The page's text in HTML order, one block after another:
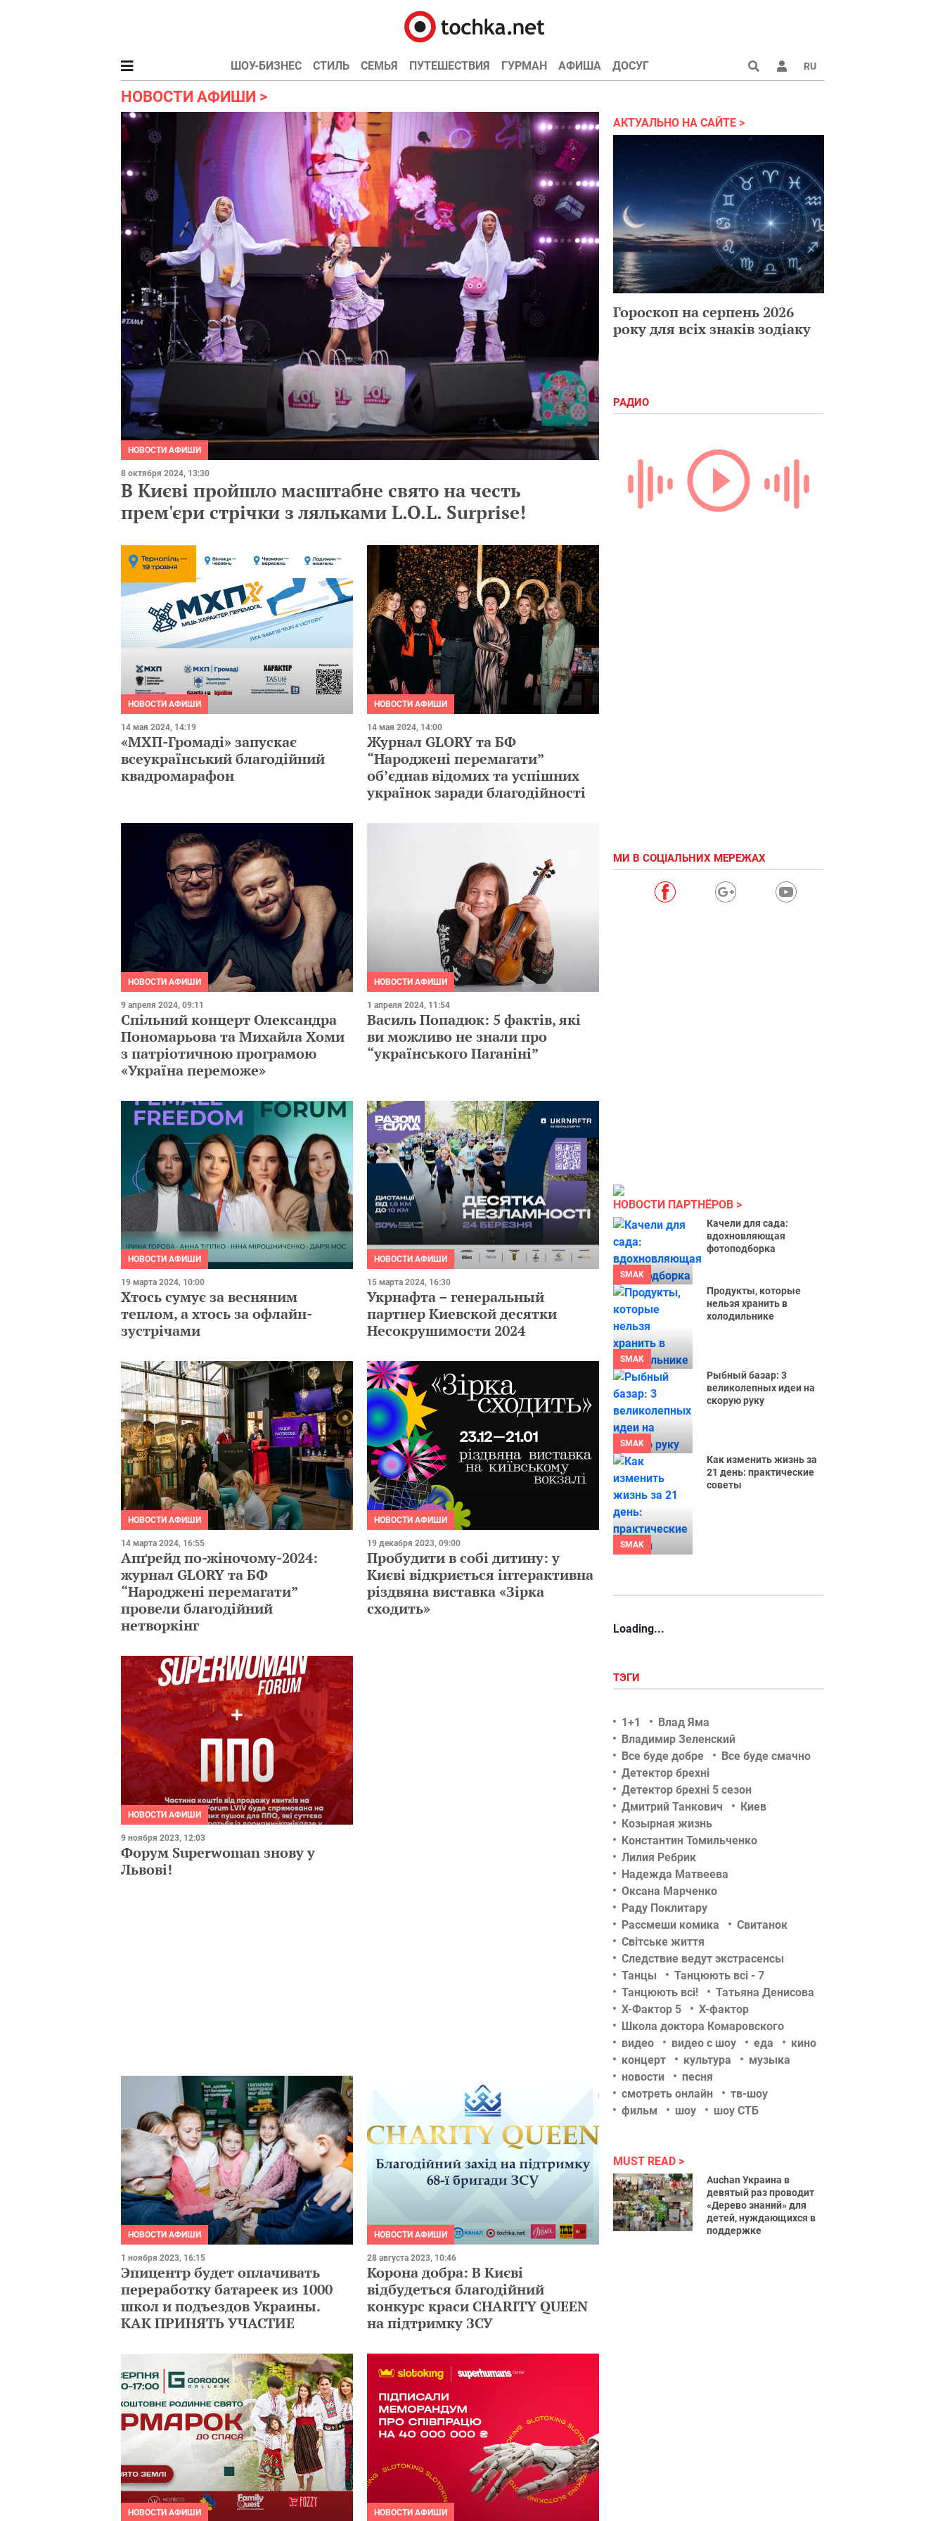
ШОУ-БИЗНЕС СТИЛЬ СЕМЬЯ ПУТЕШЕСТВИЯ ГУРМАН АФИША ДОСУГ RU
НОВОСТИ АФИШИ
НОВОСТИ АФИШИ
8 октября 2024, 13:30
В Києві пройшло масштабне свято на честь
прем'єри стрічки з ляльками L.O.L. Surprise!
НОВОСТИ АФИШИ
14 мая 2024, 14:19
«МХП-Громаді» запускає
всеукраїнський благодійний
квадромарафон
НОВОСТИ АФИШИ
14 мая 2024, 14:00
Журнал GLORY та БФ
“Народжені перемагати”
обʼєднав відомих та успішних
українок заради благодійності
НОВОСТИ АФИШИ
9 апреля 2024, 09:11
Спільний концерт Олександра
Пономарьова та Михайла Хоми
з патріотичною програмою
«Україна переможе»
НОВОСТИ АФИШИ
1 апреля 2024, 11:54
Василь Попадюк: 5 фактів, які
ви можливо не знали про
“українського Паганіні”
НОВОСТИ АФИШИ
19 марта 2024, 10:00
Хтось сумує за весняним
теплом, а хтось за офлайн-
зустрічами
НОВОСТИ АФИШИ
15 марта 2024, 16:30
Укрнафта – генеральный
партнер Киевской десятки
Несокрушимости 2024
НОВОСТИ АФИШИ
14 марта 2024, 16:55
Апґрейд по-жіночому-2024:
журнал GLORY та БФ
“Народжені перемагати”
провели благодійний
нетворкінг
НОВОСТИ АФИШИ
19 декабря 2023, 09:00
Пробудити в собі дитину: у
Києві відкриється інтерактивна
різдвяна виставка «Зірка
сходить»
НОВОСТИ АФИШИ
9 ноября 2023, 12:03
Форум Superwoman знову у
Львові!
НОВОСТИ АФИШИ
1 ноября 2023, 16:15
Эпицентр будет оплачивать
переработку батареек из 1000
школ и подъездов Украины.
КАК ПРИНЯТЬ УЧАСТИЕ
НОВОСТИ АФИШИ
28 августа 2023, 10:46
Корона добра: В Києві
відбудеться благодійний
конкурс краси CHARITY QUEEN
на підтримку ЗСУ
НОВОСТИ АФИШИ НОВОСТИ АФИШИ
АКТУАЛЬНО НА САЙТЕ
Гороскоп на серпень 2026
року для всіх знаків зодіаку
РАДИО
МИ В СОЦІАЛЬНИХ МЕРЕЖАХ
НОВОСТИ ПАРТНЁРОВ
SMAK
Качели для сада:
вдохновляющая
фотоподборка
SMAK
Продукты, которые
нельзя хранить в
холодильнике
SMAK
Рыбный базар: 3
великолепных идеи на
скорую руку
SMAK
Как изменить жизнь за
21 день: практические
советы
Loading...
ТЭГИ
1+1
Влад Яма
Владимир Зеленский
Все буде добре
Все буде смачно
Детектор брехні
Детектор брехні 5 сезон
Дмитрий Танкович
Киев
Козырная жизнь
Константин Томильченко
Лилия Ребрик
Надежда Матвеева
Оксана Марченко
Раду Поклитару
Рассмеши комика
Свитанок
Світське життя
Следствие ведут экстрасенсы
Танцы
Танцюють всі - 7
Танцюють всі!
Татьяна Денисова
Х-Фактор 5
Х-фактор
Школа доктора Комаровского
видео
видео с шоу еда
кино
концерт
культура
музыка
новости
песня
смотреть онлайн
тв-шоу
фильм
шоу шоу СТБ
MUST READ
Auchan Украина в
девятый раз проводит
«Дерево знаний» для
детей, нуждающихся в
поддержке